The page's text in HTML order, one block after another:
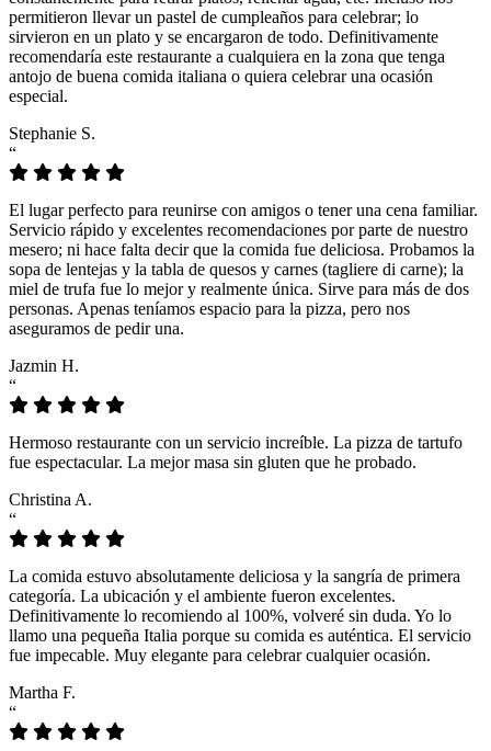
permitieron llevar un pastel de cumpleaños para celebrar; lo
sirvieron en un plato y se encargaron de todo. Definitivamente
recomendaría este restaurante a cualquiera en la zona que tenga
antojo de buena comida italiana o quiera celebrar una ocasión
especial.
Stephanie S.
“
El lugar perfecto para reunirse con amigos o tener una cena familiar.
Servicio rápido y excelentes recomendaciones por parte de nuestro
mesero; ni hace falta decir que la comida fue deliciosa. Probamos la
sopa de lentejas y la tabla de quesos y carnes (tagliere di carne); la
miel de trufa fue lo mejor y realmente única. Sirve para más de dos
personas. Apenas teníamos espacio para la pizza, pero nos
aseguramos de pedir una.
Jazmin H.
“
Hermoso restaurante con un servicio increíble. La pizza de tartufo
fue espectacular. La mejor masa sin gluten que he probado.
Christina A.
“
La comida estuvo absolutamente deliciosa y la sangría de primera
categoría. La ubicación y el ambiente fueron excelentes.
Definitivamente lo recomiendo al 100%, volveré sin duda. Yo lo
llamo una pequeña Italia porque su comida es auténtica. El servicio
fue impecable. Muy elegante para celebrar cualquier ocasión.
Martha F.
“